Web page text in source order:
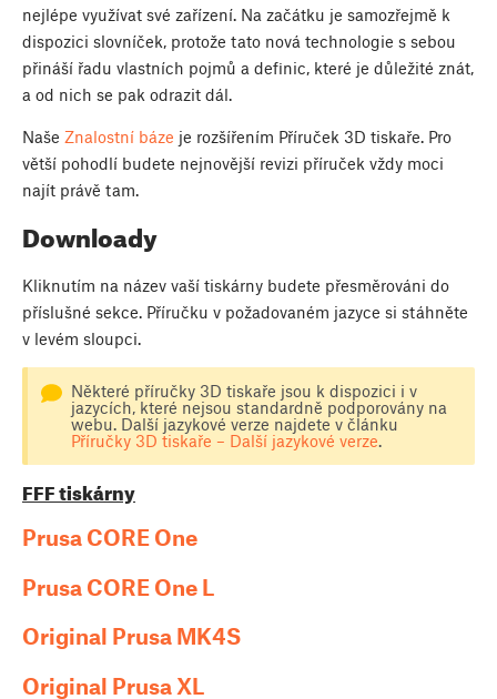
nejlépe využívat své zařízení. Na začátku je samozřejmě k
dispozici slovníček, protože tato nová technologie s sebou
přináší řadu vlastních pojmů a definic, které je důležité znát,
a od nich se pak odrazit dál.
Naše Znalostní báze je rozšířením Příruček 3D tiskaře. Pro
větší pohodlí budete nejnovější revizi příruček vždy moci
najít právě tam.
Downloady
Kliknutím na název vaší tiskárny budete přesměrováni do
příslušné sekce. Příručku v požadovaném jazyce si stáhněte
v levém sloupci.
Některé příručky 3D tiskaře jsou k dispozici i v
jazycích, které nejsou standardně podporovány na
webu. Další jazykové verze najdete v článku
Příručky 3D tiskaře – Další jazykové verze.
FFF tiskárny
Prusa CORE One
Prusa CORE One L
Original Prusa MK4S
Original Prusa XL